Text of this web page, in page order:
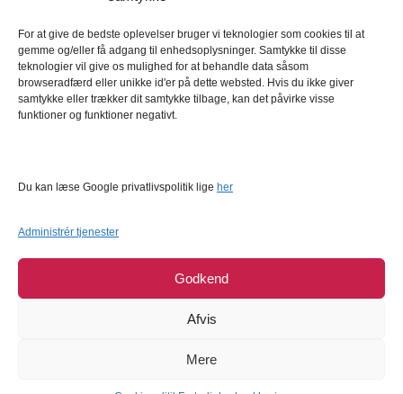
For at give de bedste oplevelser bruger vi teknologier som cookies til at
gemme og/eller få adgang til enhedsoplysninger. Samtykke til disse
teknologier vil give os mulighed for at behandle data såsom
browseradfærd eller unikke id'er på dette websted. Hvis du ikke giver
samtykke eller trækker dit samtykke tilbage, kan det påvirke visse
funktioner og funktioner negativt.
Du kan læse Google privatlivspolitik lige her
Administrér tjenester
Godkend
Afvis
Mere
Kundeservice
Kundeservice
FAQ – Ofte stillede spørgsmål
Om Bagetid.dk
Se Fødevarestyrelsens smiley-rapporter